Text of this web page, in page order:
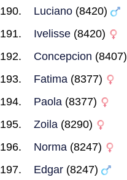
Luciano (8420)
Ivelisse (8420)
Concepcion (8407)
Fatima (8377)
Paola (8377)
Zoila (8290)
Norma (8247)
Edgar (8247)